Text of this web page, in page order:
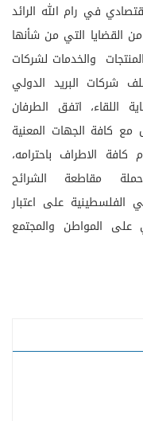
في رام الله الرائد
القضايا التي من شأنها
والخدمات لشركات
شركات البريد الدولي
اللقاء، اتفق الطرفان
كافة الجهات المعنية
الاطراف باحترامه،
مقاطعة الشرائح
الفلسطينية على اعتبار
المواطن والمجتمع